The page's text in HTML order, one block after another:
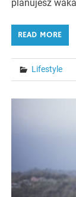
planujesz
READ MORE
Lifestyle